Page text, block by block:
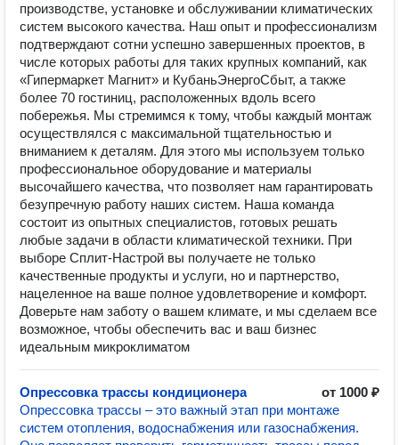
производстве, установке и обслуживании климатических
систем высокого качества. Наш опыт и профессионализм
подтверждают сотни успешно завершенных проектов, в
числе которых работы для таких крупных компаний, как
«Гипермаркет Магнит» и КубаньЭнергоСбыт, а также
более 70 гостиниц, расположенных вдоль всего
побережья. Мы стремимся к тому, чтобы каждый монтаж
осуществлялся с максимальной тщательностью и
вниманием к деталям. Для этого мы используем только
профессиональное оборудование и материалы
высочайшего качества, что позволяет нам гарантировать
безупречную работу наших систем. Наша команда
состоит из опытных специалистов, готовых решать
любые задачи в области климатической техники. При
выборе Сплит-Настрой вы получаете не только
качественные продукты и услуги, но и партнерство,
нацеленное на ваше полное удовлетворение и комфорт.
Доверьте нам заботу о вашем климате, и мы сделаем все
возможное, чтобы обеспечить вас и ваш бизнес
идеальным микроклиматом
Опрессовка трассы кондиционера
от 1000 ₽
Опрессовка трассы – это важный этап при монтаже
систем отопления, водоснабжения или газоснабжения.